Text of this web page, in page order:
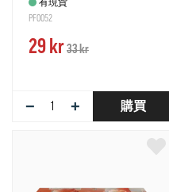
有現貨
PF0052
29 kr33 kr
− + 購買